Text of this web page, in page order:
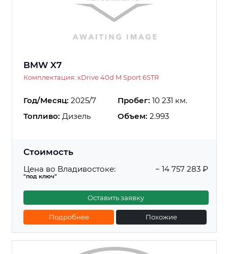
BMW X7
Комплектация: xDrive 40d M Sport 6STR
Год/Месяц: 2025/7 Пробег: 10 231 км.
Топливо: Дизель Объем: 2.993
Стоимость
Цена во Владивостоке:
"под ключ"
~ 14 757 283 ₽
Оставить заявку
Подробнее Похожие